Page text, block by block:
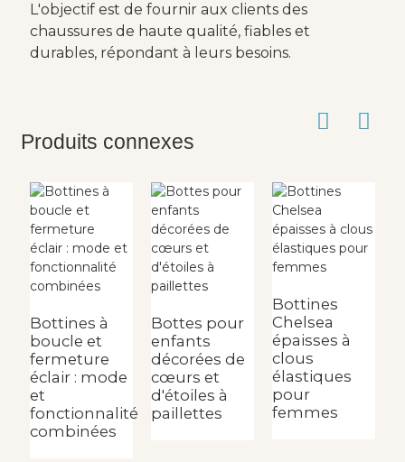
L'objectif est de fournir aux clients des
chaussures de haute qualité, fiables et
durables, répondant à leurs besoins.
Produits connexes
Bottines à
boucle et
fermeture
éclair : mode
et
fonctionnalité
combinées
Bottes pour
enfants
décorées de
cœurs et
d'étoiles à
paillettes
Bottines
Chelsea
épaisses à
clous
élastiques
pour
femmes